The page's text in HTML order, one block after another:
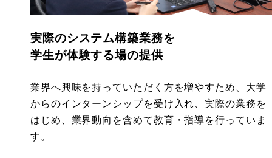
実際のシステム構築業務を
学生が体験する場の提供
業界へ興味を持っていただく方を増やすため、大学
からのインターンシップを受け入れ、実際の業務を
はじめ、業界動向を含めて教育・指導を行っていま
す。